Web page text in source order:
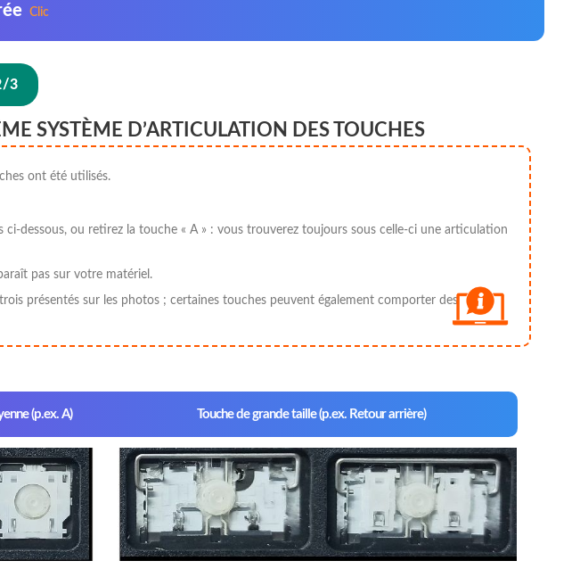
Clic
3
SYSTÈME D’ARTICULATION DES TOUCHES
ont été utilisés.
dessous, ou retirez la touche « A » : vous trouverez toujours sous celle-ci une articulation
pas sur votre matériel.
présentés sur les photos ; certaines touches peuvent également comporter des
(p.ex. A) Touche de grande taille (p.ex. Retour arrière)